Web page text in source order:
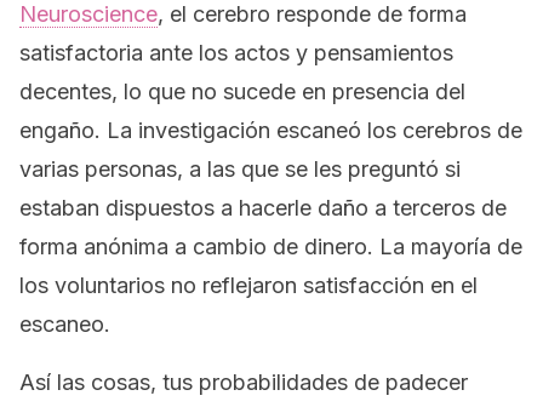
Neuroscience, el cerebro responde de forma
satisfactoria ante los actos y pensamientos
decentes, lo que no sucede en presencia del
engaño. La investigación escaneó los cerebros de
varias personas, a las que se les preguntó si
estaban dispuestos a hacerle daño a terceros de
forma anónima a cambio de dinero. La mayoría de
los voluntarios no reflejaron satisfacción en el
escaneo.
Así las cosas, tus probabilidades de padecer